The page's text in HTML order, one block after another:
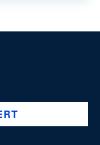
swiss-national-
@swissnationalbank